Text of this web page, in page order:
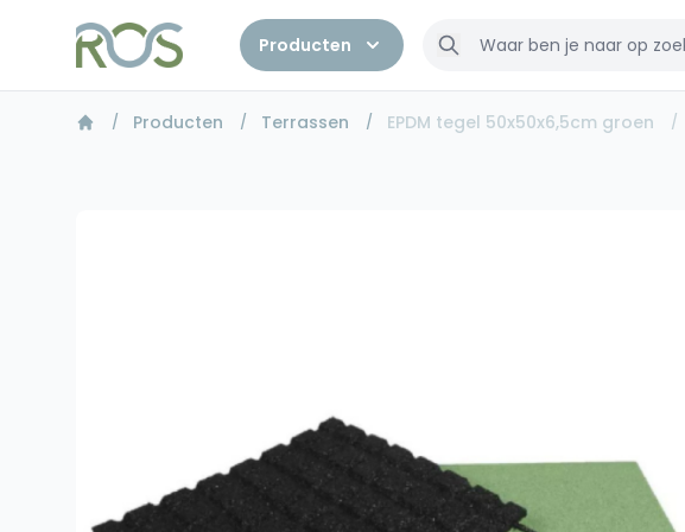
Producten
Producten Terrassen EPDM tegel 50x50x6,5cm groen